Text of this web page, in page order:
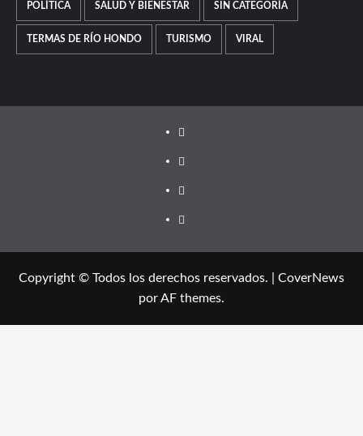
POLÍTICA SALUD Y BIENESTAR SIN CATEGORÍA
TERMAS DE RÍO HONDO TURISMO VIRAL
Facebook
Instagram
Twitter
Youtube
Copyright © Todos los derechos reservados.
CoverNews
por AF themes.